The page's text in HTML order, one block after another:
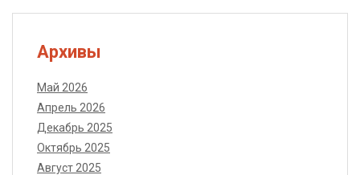
Архивы
Май 2026
Апрель 2026
Декабрь 2025
Октябрь 2025
Август 2025